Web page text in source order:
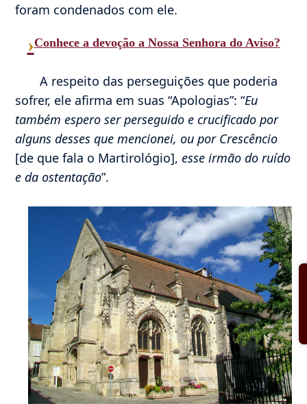
foram condenados com ele.
›Conhece a devoção a Nossa Senhora do Aviso?
A respeito das perseguições que poderia
sofrer, ele afirma em suas “Apologias”: “Eu
também espero ser perseguido e crucificado por
alguns desses que mencionei, ou por Crescêncio
[de que fala o Martirológio], esse irmão do ruído
e da ostentação”.